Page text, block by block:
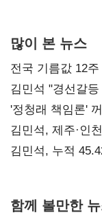
많이 본 뉴스
전국 기름값 12
김민석 "경선갈
사과부터"
'정청래 책임론'
때리기
김민석, 제주·인
탈환'(종합)
김민석, 누적
함께 볼만한